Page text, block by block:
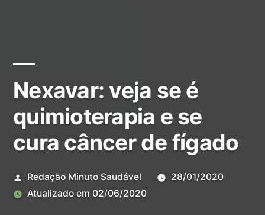
Nexavar: veja se é
quimioterapia e se
cura câncer de fígado
Redação Minuto Saudável
28/01/2020
Atualizado em 02/06/2020